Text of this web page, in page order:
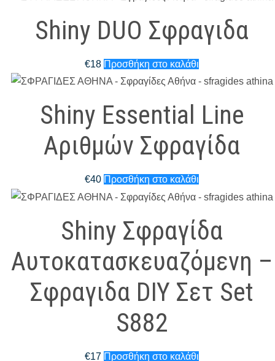
Shiny DUO Σφραγιδα
€18 Προσθήκη στο καλάθι
Shiny Essential Line
Αριθμών Σφραγίδα
€40 Προσθήκη στο καλάθι
Shiny Σφραγίδα
Αυτοκατασκευαζόμενη –
Σφραγιδα DIY Σετ Set
S882
€17 Προσθήκη στο καλάθι